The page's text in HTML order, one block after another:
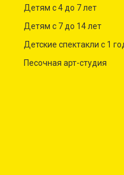
Детям с 4 до 7лет
Детям с 7 до 14 лет
Детские спектакли с 1
Песочная арт-студия